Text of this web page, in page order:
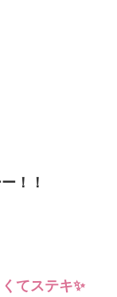
！！
てステキ✨